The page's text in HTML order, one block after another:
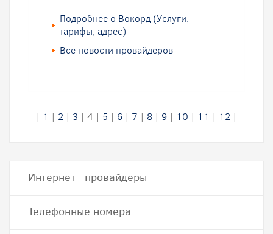
Подробнее о Вокорд (Услуги,
тарифы, адрес)
Все новости провайдеров
| 1 | 2 | 3 | 4 | 5 | 6 | 7 | 8 | 9 | 10 | 11 | 12 |
Интернет провайдеры
Телефонные номера